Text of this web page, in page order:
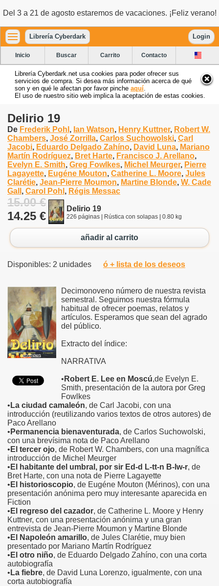
Del 3 a 21 de agosto estaremos de vacaciones. ¡Feliz verano!
Librería Cyberdark Login
Inicio Buscar Carrito Contacto
Librería Cyberdark.net usa cookies para poder ofrecer sus
servicios de compra. Si desea más información acerca de qué
son y en qué le afectan por favor pinche aquí
El uso de nuestro sitio web implica la aceptación de estas cookies.
Delirio 19
De Frederik Pohl , Ian Watson, Henry Kuttner, Robert W.
Chambers, José Zorrilla, Carlos Suchowolski, Carl
Jacobi, Eduardo Delgado Zahíno, David Luna, Mariano
Martín Rodríguez, Bret Harte, Francisco J. Arellano,
Evelyn E. Smith, Greg Fowlkes, Michel Meurger, Pierre
Lagayette, Eugéne Mouton, Catherine L. Moore, Jules
Clarétie, Jean-Pierre Moumon, Martine Blonde, W. Cade
Gall , Carol Pohl , Régis Messac
15.00 €
14.25 €
Delirio 19
226 páginas | Rústica con solapas | 0.80 kg
añadir al carrito
Disponibles: 2 unidades ó + lista de los deseos
Decimonoveno número de nuestra revista
semestral. Seguimos nuestra fórmula
habitual de ofrecer poemas, relatos y
artículos. Esperamos que sean del agrado
del público.
Extracto del índice:
NARRATIVA
• Robert E. Lee en Moscú,de Evelyn E.
Smith, presentación de la autora por Greg
Fowlkes
• La ciudad camaleón, de Carl Jacobi, con una
introducción (reutilizando varios textos de otros autores) de
Paco Arellano
• Permanencia bienaventurada, de Carlos Suchowolski,
con una brevísima nota de Paco Arellano
• El tercer ojo, de Robert W. Chambers, con una magnífica
introducción de Michel Meurger
• El habitante del umbral, por sir Ed-d L-tt-n B-lw-r, de
Bret Harte, con una nota de Pierre Lagayette
• El historioscopio, de Eugéne Mouton (Mérinos), con una
presentación anónima pero muy interesante aparecida en
Fiction
• El regreso del cazador, de Catherine L. Moore y Henry
Kuttner, con una presentación anónima y una gran
entrevista de Jean-Pierre Moumon y Martine Blonde
• El Napoleón amarillo, de Jules Clarétie, muy bien
presentado por Mariano Martín Rodríguez
• El otro niño, de Eduardo Delgado Zahíno, con una corta
autobiografía
• La fiebre, de David Luna Lorenzo, igualmente, con una
corta autobiografía